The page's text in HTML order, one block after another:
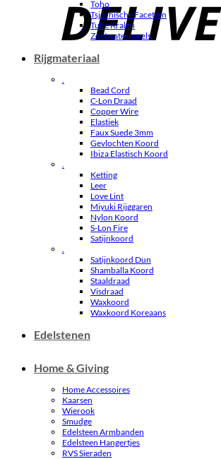
Toho
Tsjechische Facetten
Tube Kralen
Zoetwaterparels
Rijgmateriaal
.
Bead Cord
C-Lon Draad
Copper Wire
Elastiek
Faux Suede 3mm
Gevlochten Koord
Ibiza Elastisch Koord
.
Ketting
Leer
Love Lint
Miyuki Rijggaren
Nylon Koord
S-Lon Fire
Satijnkoord
.
Satijnkoord Dun
Shamballa Koord
Staaldraad
Visdraad
Waxkoord
Waxkoord Koreaans
Edelstenen
Home & Giving
Home Accessoires
Kaarsen
Wierook
Smudge
Edelsteen Armbanden
Edelsteen Hangertjes
RVS Sieraden